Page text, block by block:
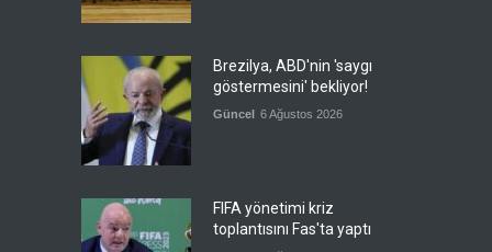
Brezilya, ABD'nin 'saygı
göstermesini' bekliyor!
Güncel 6 Ağustos 2026
FIFA yönetimi kriz
toplantısını Fas'ta yaptı